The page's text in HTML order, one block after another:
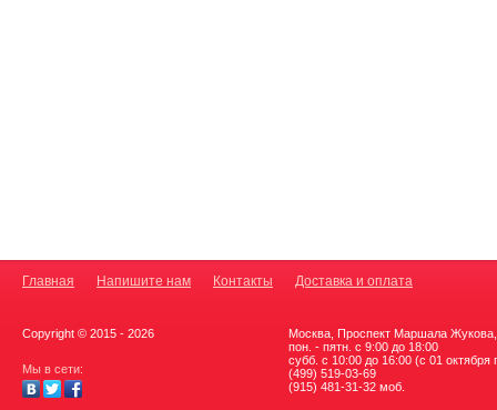
Главная Напишите нам Контакты Доставка и оплата
Copyright © 2015 - 2026
Мы в сети:
Москва, Проспект Маршала
пон. - пятн. с 9:00 до 18:00
субб. с 10:00 до 16:00 (с 01
(499) 519-03-69
(915) 481-31-32 моб.